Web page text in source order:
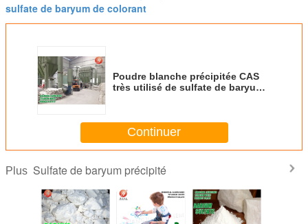
sulfate de baryum de colorant
Poudre blanche précipitée CAS
très utilisé de sulfate de baryum
Continuer
Plus Sulfate de baryum précipité